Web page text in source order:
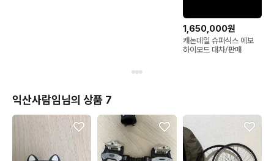
1,650,000원
캐논데일 슈퍼식스 에보
하이모드 대차/판매
익산사람임님의 상품 7